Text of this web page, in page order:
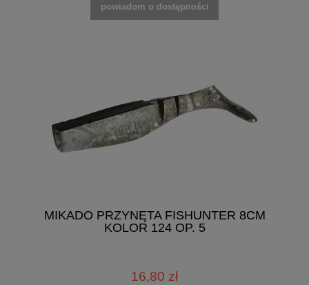
powiadom o dostępności
MIKADO PRZYNĘTA FISHUNTER 8CM
KOLOR 124 OP. 5
16,80 zł